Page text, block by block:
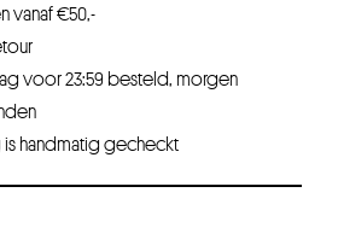
vanaf €50,-
voor 23:59 besteld, morgen
handmatig gecheckt